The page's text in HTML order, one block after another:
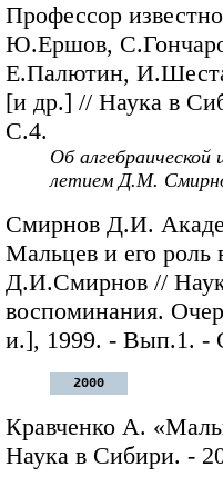
Профессор
Ю.Ершов,
Е.Палютин,
[и др.] // Наука в
С.4.
Об
летием Д.М.
Смирнов Д.И.
Мальцев и его
Д.И.Смирнов //
воспоминания.
и.], 1999. - Вып.1. -
2000
Кравченко А.
Наука в Сибири. -